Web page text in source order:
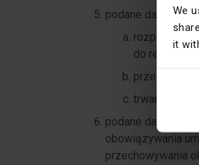
We
it
podane dane
do realizacji
trwania
podane dane
obowiązywania
przechowywania